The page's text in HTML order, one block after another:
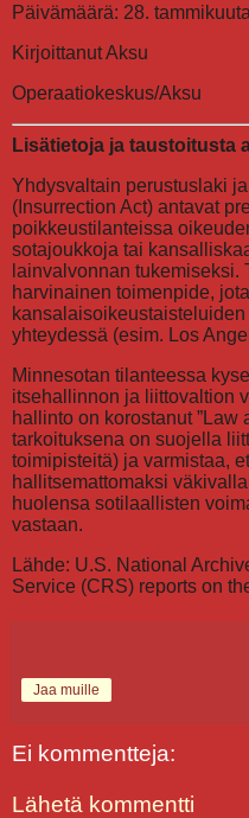
Päivämäärä: 28.
Kirjoittanut Aksu
Operaatiokeskus/Aksu
Lisätietoja ja taustoitusta
Yhdysvaltain perustuslaki
(Insurrection Act) antavat
poikkeustilanteissa
sotajoukkoja tai
lainvalvonnan tukemiseksi.
harvinainen toimenpide,
yhteydessä (esim. Los
Minnesotan tilanteessa
itsehallinnon ja liittovaltion
hallinto on korostanut ”Law
tarkoituksena on suojella
toimipisteitä) ja varmistaa,
hallitsemattomaksi
huolensa sotilaallisten
vastaan.
Lähde: U.S. National
Service (CRS) reports on
Jaa muille
Ei kommentteja:
Lähetä kommentti